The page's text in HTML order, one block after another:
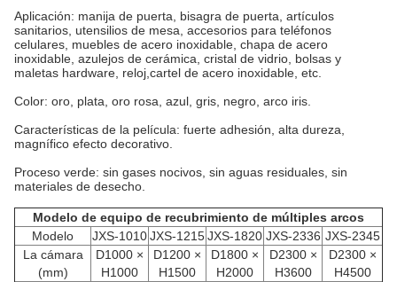
Aplicación: manija de puerta, bisagra de puerta, artículos
sanitarios, utensilios de mesa, accesorios para teléfonos
celulares, muebles de acero inoxidable, chapa de acero
inoxidable, azulejos de cerámica, cristal de vidrio, bolsas y
maletas hardware, reloj,cartel de acero inoxidable, etc.
Color: oro, plata, oro rosa, azul, gris, negro, arco iris.
Características de la película: fuerte adhesión, alta dureza,
magnífico efecto decorativo.
Proceso verde: sin gases nocivos, sin aguas residuales, sin
materiales de desecho.
Modelo de equipo de recubrimiento de múltiples arcos
Modelo
JXS-1010JXS-1215JXS-1820 JXS-2336 JXS-2345
La cámara
(mm)
D1000 ×
H1000
D1200 ×
H1500
D1800 ×
H2000
D2300 ×
H3600
D2300 ×
H4500